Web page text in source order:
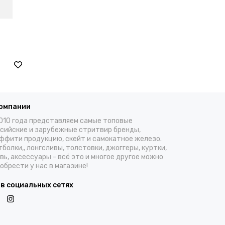
года представляем самые топовые
и зарубежные стритвир бренды,
продукцию, скейт и самокатное железо.
лонгсливы, толстовки, джоггеры, куртки,
аксессуары - всё это и многое другое можно
у нас в магазине!
социальных сетях